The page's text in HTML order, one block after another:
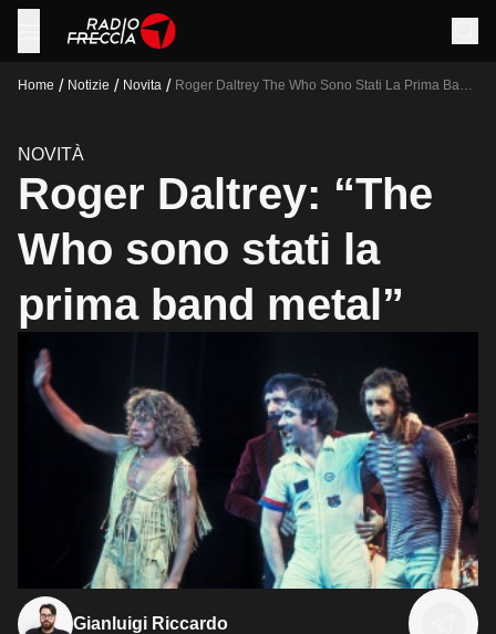
Home / Notizie / Novita / Roger Daltrey The Who Sono Stati La Prima Band
NOVITÀ
Roger Daltrey: “The
Who sono stati la
prima band metal”
Gianluigi Riccardo